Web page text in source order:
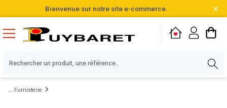
Bienvenue sur notre site e-commerce.
Fumisterie